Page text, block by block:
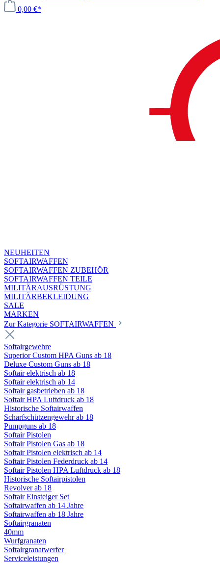
0,00 €*
NEUHEITEN
SOFTAIRWAFFEN
SOFTAIRWAFFEN ZUBEHÖR
SOFTAIRWAFFEN TEILE
MILITÄRAUSRÜSTUNG
MILITÄRBEKLEIDUNG
SALE
MARKEN
Zur Kategorie SOFTAIRWAFFEN
Softairgewehre
Superior Custom HPA Guns ab 18
Deluxe Custom Guns ab 18
Softair elektrisch ab 18
Softair elektrisch ab 14
Softair gasbetrieben ab 18
Softair HPA Luftdruck ab 18
Historische Softairwaffen
Scharfschützengewehr ab 18
Pumpguns ab 18
Softair Pistolen
Softair Pistolen Gas ab 18
Softair Pistolen elektrisch ab 14
Softair Pistolen Federdruck ab 14
Softair Pistolen HPA Luftdruck ab 18
Historische Softairpistolen
Revolver ab 18
Softair Einsteiger Set
Softairwaffen ab 14 Jahre
Softairwaffen ab 18 Jahre
Softairgranaten
40mm
Wurfgranaten
Softairgranatwerfer
Serviceleistungen